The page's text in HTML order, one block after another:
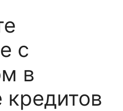
с
в
кредитов